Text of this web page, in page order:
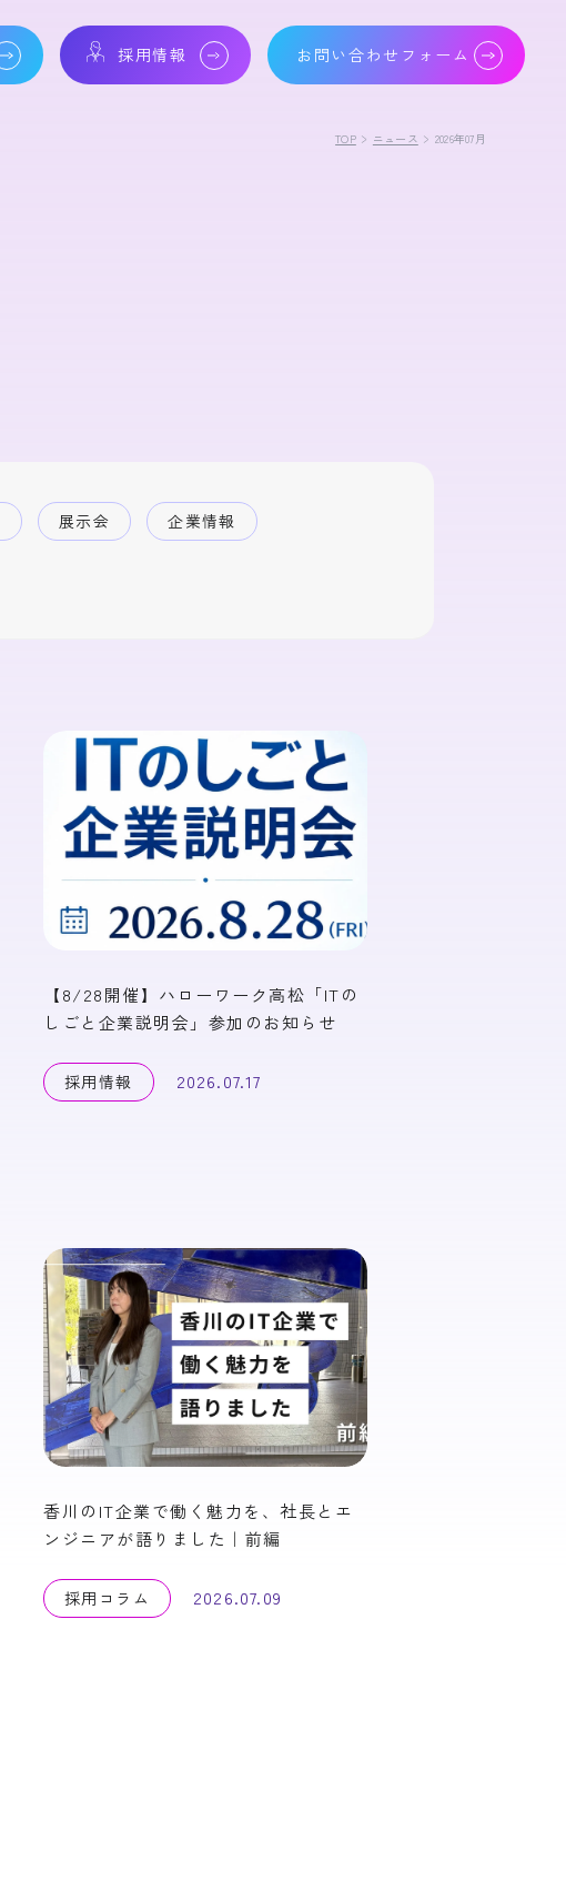
採用情報 お問い合わせフォーム
TOP ニュース 2026年07月
展示会 企業情報
【8/28開催】ハローワーク高松「ITの
しごと企業説明会」参加のお知らせ
採用情報 2026.07.17
香川のIT企業で働く魅力を、社長とエ
ンジニアが語りました｜前編
採用コラム 2026.07.09